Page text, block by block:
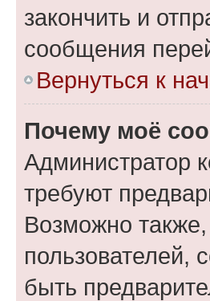
закончить и
сообщения
Вернуться к
Почему моё
Администратор
требуют
Возможно
пользователей,
быть